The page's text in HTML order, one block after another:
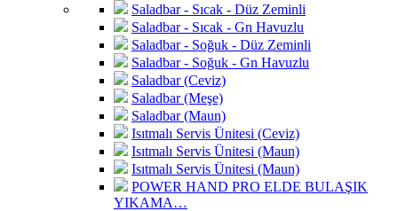
Saladbar - Sıcak - Düz Zeminli
Saladbar - Sıcak - Gn Havuzlu
Saladbar - Soğuk - Düz Zeminli
Saladbar - Soğuk - Gn Havuzlu
Saladbar (Ceviz)
Saladbar (Meşe)
Saladbar (Maun)
Isıtmalı Servis Ünitesi (Ceviz)
Isıtmalı Servis Ünitesi (Maun)
Isıtmalı Servis Ünitesi (Maun)
POWER HAND PRO ELDE BULAŞIK
YIKAMA…